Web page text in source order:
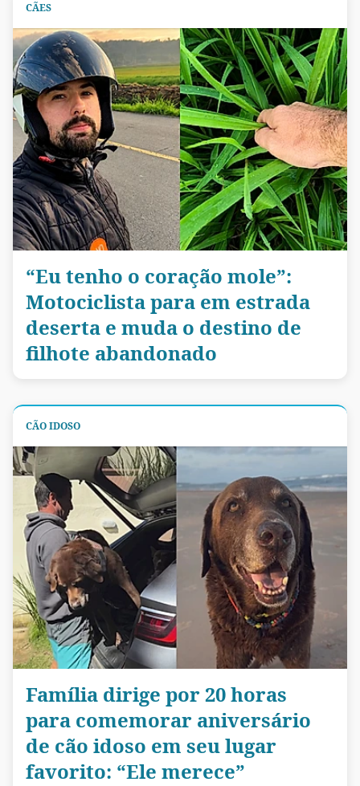
CÃES
“Eu tenho o coração mole”:
Motociclista para em estrada
deserta e muda o destino de
filhote abandonado
CÃO IDOSO
Família dirige por 20 horas
para comemorar aniversário
de cão idoso em seu lugar
favorito: “Ele merece”